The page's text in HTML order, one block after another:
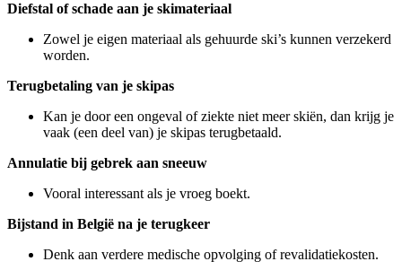
Diefstal of schade aan je skimateriaal
Zowel je eigen materiaal als gehuurde ski’s kunnen verzekerd
worden.
Terugbetaling van je skipas
Kan je door een ongeval of ziekte niet meer skiën, dan krijg je
vaak (een deel van) je skipas terugbetaald.
Annulatie bij gebrek aan sneeuw
Vooral interessant als je vroeg boekt.
Bijstand in België na je terugkeer
Denk aan verdere medische opvolging of revalidatiekosten.